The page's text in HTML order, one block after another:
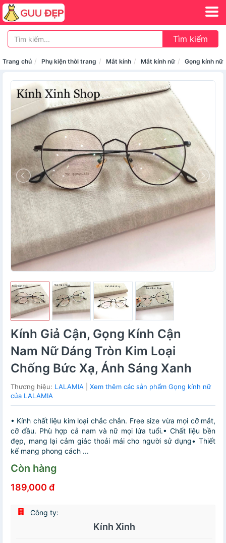
Tìm kiếm
Trang chủ Phụ kiện thời trang Mắt kính Mắt kính nữ Gọng kính nữ
Kính Giả Cận, Gọng Kính Cận
Nam Nữ Dáng Tròn Kim Loại
Chống Bức Xạ, Ánh Sáng Xanh
Thương hiệu: LALAMIA
Xem thêm các sản phẩm Gọng kính nữ
của LALAMIA
• Kính chất liệu kim loại chắc chắn. Free size vừa mọi cỡ mắt,
cỡ đầu. Phù hợp cả nam và nữ mọi lứa tuổi.• Chất liệu bền
đẹp, mang lại cảm giác thoải mái cho người sử dụng• Thiết
kế mang phong cách ...
Còn hàng
189,000 đ
Công ty:
Kính Xinh